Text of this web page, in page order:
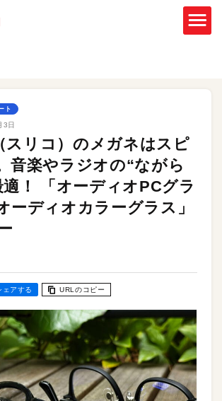
ト
3日
スリコ）のメガネはスピ
音楽やラジオの“ながら
！ 「オーディオPCグラ
ーディオカラーグラス」
ェアする URLのコピー